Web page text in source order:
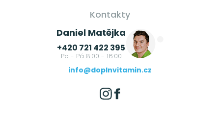
Kontakty
Daniel Matějka
+420 721 422 395
Po - Pá 8:00 - 16:00
info@doplnvitamin.cz